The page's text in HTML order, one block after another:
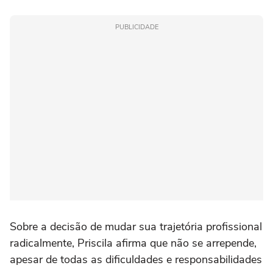
PUBLICIDADE
Sobre a decisão de mudar sua trajetória profissional
radicalmente, Priscila afirma que não se arrepende,
apesar de todas as dificuldades e responsabilidades